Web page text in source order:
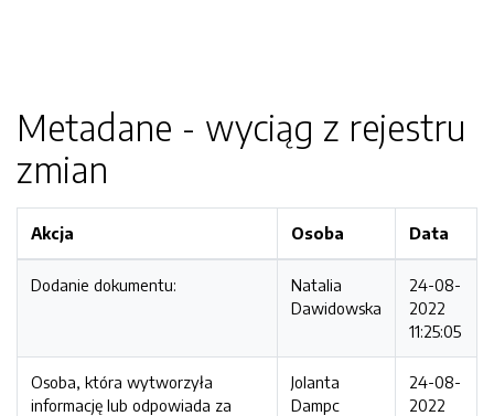
Metadane - wyciąg z rejestru
zmian
Akcja Osoba Data
Dodanie dokumentu:
Natalia
Dawidowska
24-08-
2022
11:25:05
Osoba, która wytworzyła
informację lub odpowiada za
Jolanta
Dampc
24-08-
2022